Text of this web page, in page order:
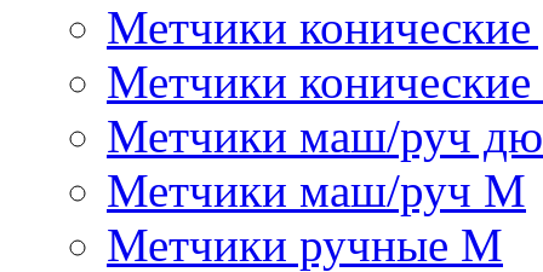
Метчики
Метчики
Метчики маш/руч
Метчики маш/руч М
Метчики ручные М